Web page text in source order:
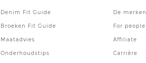
Denim Fit Guide
Broeken Fit Guide
Maatadvies
Onderhoudstips
De merken
For
Affiliate
Carrière